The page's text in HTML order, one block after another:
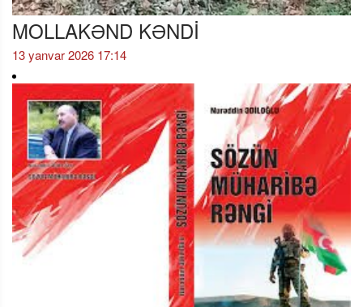
MOLLAKƏND KƏNDİ
13 yanvar 2026 17:14